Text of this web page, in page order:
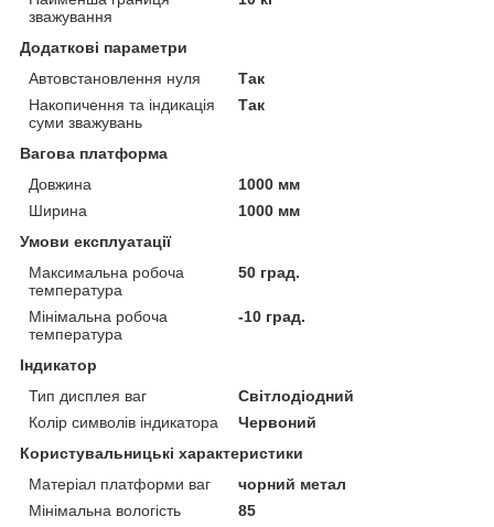
зважування
Додаткові параметри
Автовстановлення нуля
Так
Накопичення та індикація
суми зважувань
Так
Вагова платформа
Довжина
1000 мм
Ширина
1000 мм
Умови експлуатації
Максимальна робоча
температура
50 град.
Мінімальна робоча
температура
-10 град.
Індикатор
Тип дисплея ваг
Світлодіодний
Колір символів індикатора
Червоний
Користувальницькі характеристики
Матеріал платформи ваг
чорний метал
Мінімальна вологість
85